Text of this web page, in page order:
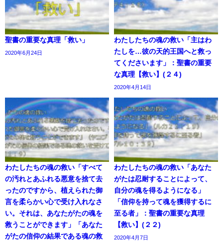
聖書の重要な真理「救い」
2020年6月24日
わたしたちの魂の救い「主はわ
たしを…彼の天的王国へと救っ
てくださいます」：聖書の重要
な真理【救い】(２４)
2020年4月14日
わたしたちの魂の救い「すべて
の汚れとあふれる悪意を捨て去
ったのですから、植えられた御
言を柔らかい心で受け入れなさ
い。それは、あなたがたの魂を
救うことができます」「あなた
がたの信仰の結果である魂の救
わたしたちの魂の救い「あなた
がたは忍耐することによって、
自分の魂を得るようになる」
「信仰を持って魂を獲得するに
至る者」：聖書の重要な真理
【救い】(２２)
2020年4月7日